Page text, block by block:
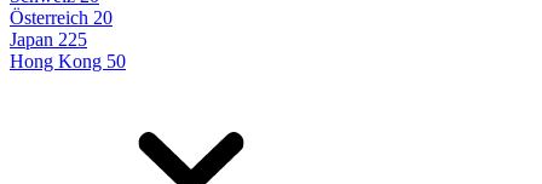
Österreich 20
Japan 225
Hong Kong 50